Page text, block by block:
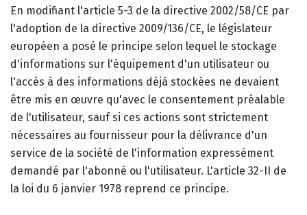
En modifiant l'article 5-3 de la directive 2002/58/CE par
l'adoption de la directive 2009/136/CE, le législateur
européen a posé le principe selon lequel le stockage
d'informations sur l'équipement d'un utilisateur ou
l'accès à des informations déjà stockées ne devaient
être mis en œuvre qu'avec le consentement préalable
de l'utilisateur, sauf si ces actions sont strictement
nécessaires au fournisseur pour la délivrance d'un
service de la société de l'information expressément
demandé par l'abonné ou l'utilisateur. L'article 32-II de
la loi du 6 janvier 1978 reprend ce principe.